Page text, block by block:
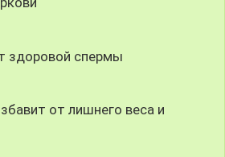
здоровой спермы
от лишнего веса и